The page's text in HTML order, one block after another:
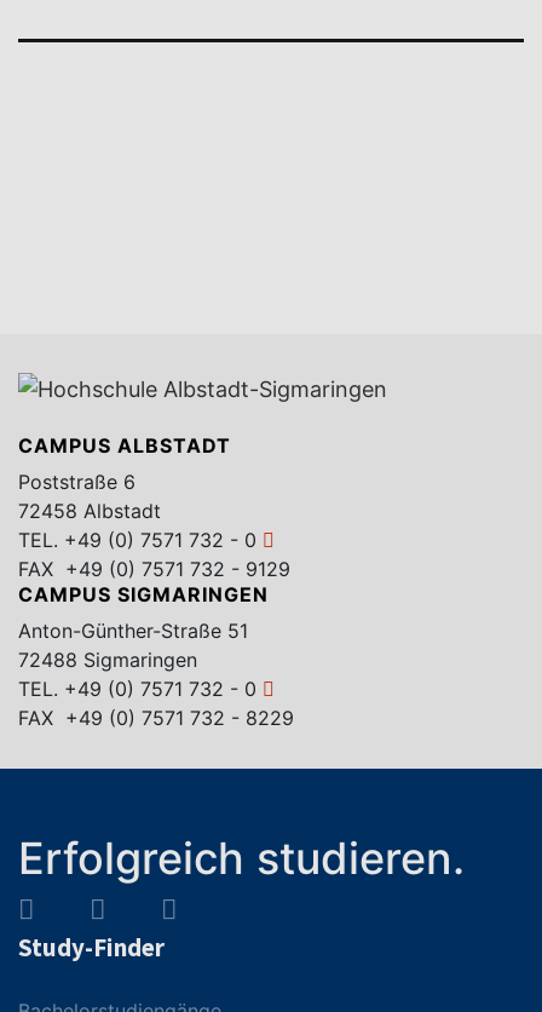
CAMPUS ALBSTADT
Poststraße 6
72458 Albstadt
TEL. +49 (0) 7571 732 - 0
FAX +49 (0) 7571 732 - 9129
CAMPUS SIGMARINGEN
Anton-Günther-Straße 51
72488 Sigmaringen
TEL. +49 (0) 7571 732 - 0
FAX +49 (0) 7571 732 - 8229
Erfolgreich studieren.
Study-Finder